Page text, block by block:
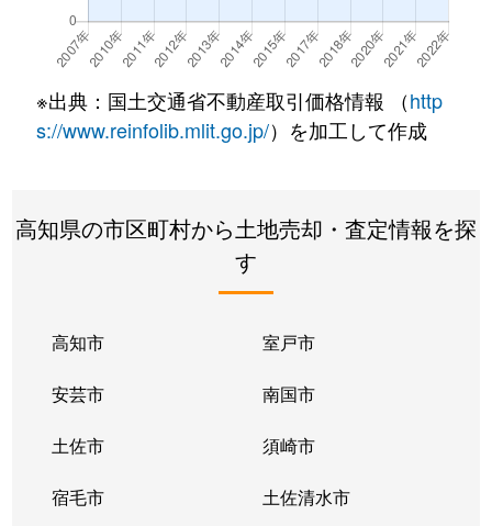
※出典：国土交通省不動産取引価格情報 （http
s://www.reinfolib.mlit.go.jp/）を加工して作成
高知県の市区町村から土地売却・査定情報を探
す
高知市 室戸市
安芸市 南国市
土佐市 須崎市
宿毛市 土佐清水市